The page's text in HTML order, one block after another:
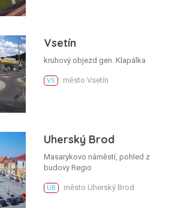
Vsetín
kruhový objezd gen. Klapálka
VS město Vsetín
Uherský Brod
Masarykovo náměstí, pohled z
budovy Regio
UB město Uherský Brod